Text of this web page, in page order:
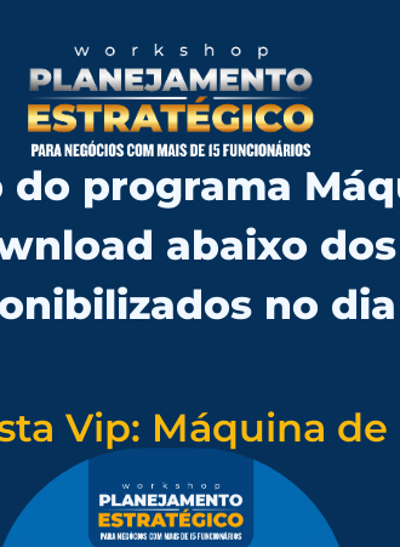
programa
abaixo dos
no dia
Vip: Máquina de